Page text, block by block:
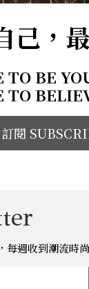
己，
TO BE
TO
訂閱
每週收到潮流時